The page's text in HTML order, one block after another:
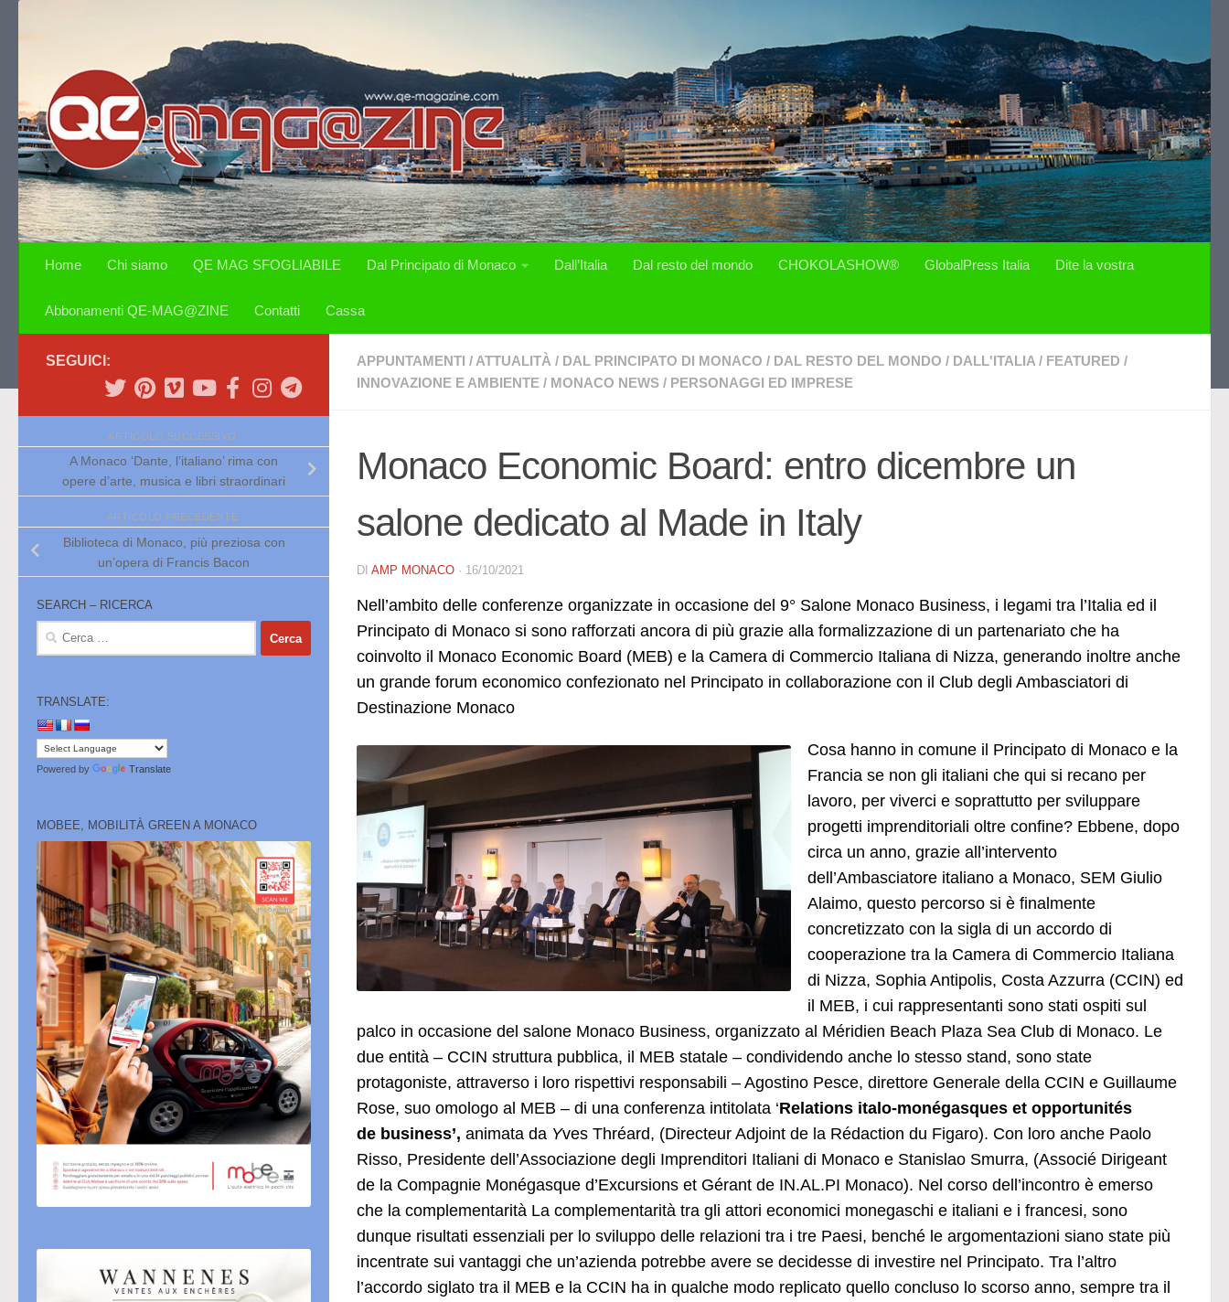
Home Chi siamo QE MAG SFOGLIABILE Dal Principato di Monaco Dall’Italia Dal resto del mondo CHOKOLASHOW® GlobalPress Italia Dite la vostra
Abbonamenti QE-MAG@ZINE Contatti Cassa
APPUNTAMENTI / ATTUALITÀ / DAL PRINCIPATO DI MONACO / DAL RESTO DEL MONDO / DALL'ITALIA / FEATURED /
INNOVAZIONE E AMBIENTE / MONACO NEWS / PERSONAGGI ED IMPRESE
Monaco Economic Board: entro dicembre un
salone dedicato al Made in Italy
DI AMP MONACO · 16/10/2021
Nell’ambito delle conferenze organizzate in occasione del 9° Salone Monaco Business, i legami tra l’Italia ed il
Principato di Monaco si sono rafforzati ancora di più grazie alla formalizzazione di un partenariato che ha
coinvolto il Monaco Economic Board (MEB) e la Camera di Commercio Italiana di Nizza, generando inoltre anche
un grande forum economico confezionato nel Principato in collaborazione con il Club degli Ambasciatori di
Destinazione Monaco
Cosa hanno in comune il Principato di Monaco e la
Francia se non gli italiani che qui si recano per
lavoro, per viverci e soprattutto per sviluppare
progetti imprenditoriali oltre confine? Ebbene, dopo
circa un anno, grazie all’intervento
dell’Ambasciatore italiano a Monaco, SEM Giulio
Alaimo, questo percorso si è finalmente
concretizzato con la sigla di un accordo di
cooperazione tra la Camera di Commercio Italiana
di Nizza, Sophia Antipolis, Costa Azzurra (CCIN) ed
il MEB, i cui rappresentanti sono stati ospiti sul
palco in occasione del salone Monaco Business, organizzato al Méridien Beach Plaza Sea Club di Monaco. Le
due entità – CCIN struttura pubblica, il MEB statale – condividendo anche lo stesso stand, sono state
protagoniste, attraverso i loro rispettivi responsabili – Agostino Pesce, direttore Generale della CCIN e Guillaume
Rose, suo omologo al MEB – di una conferenza intitolata ‘Relations italo-­monégasques et opportunités
de business’, animata da Yves Thréard, (Directeur­ Adjoint de la Rédaction du Figaro). Con loro anche Paolo
Risso, Presidente dell’Associazione degli Imprenditori Italiani di Monaco e Stanislao Smurra, (Associé Dirigeant
de la Compagnie Monégasque d’Excursions et Gérant de IN.AL.PI Monaco). Nel corso dell’incontro è emerso
che la complementarità La complementarità tra gli attori economici monegaschi e italiani e i francesi, sono
dunque risultati essenziali per lo sviluppo delle relazioni tra i tre Paesi, benché le argomentazioni siano state più
incentrate sui vantaggi che un’azienda potrebbe avere se decidesse di investire nel Principato. Tra l’altro
l’accordo siglato tra il MEB e la CCIN ha in qualche modo replicato quello concluso lo scorso anno, sempre tra il
SEGUICI:
ARTICOLO SUCCESSIVO
A Monaco ‘Dante, l’italiano’ rima con
opere d’arte, musica e libri straordinari
ARTICOLO PRECEDENTE
Biblioteca di Monaco, più preziosa con
un’opera di Francis Bacon
SEARCH – RICERCA
Ricerca
TRANSLATE:
Powered by Translate
MOBEE, MOBILITÀ GREEN A MONACO